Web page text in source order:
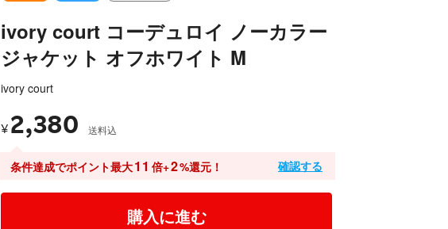
ivory court コーデュロイ ノーカラー
ジャケット オフホワイト M
ivory court
¥ 2,380 送料込
条件達成でポイント最大11 倍+2%還元！ 確認する
購入に進む